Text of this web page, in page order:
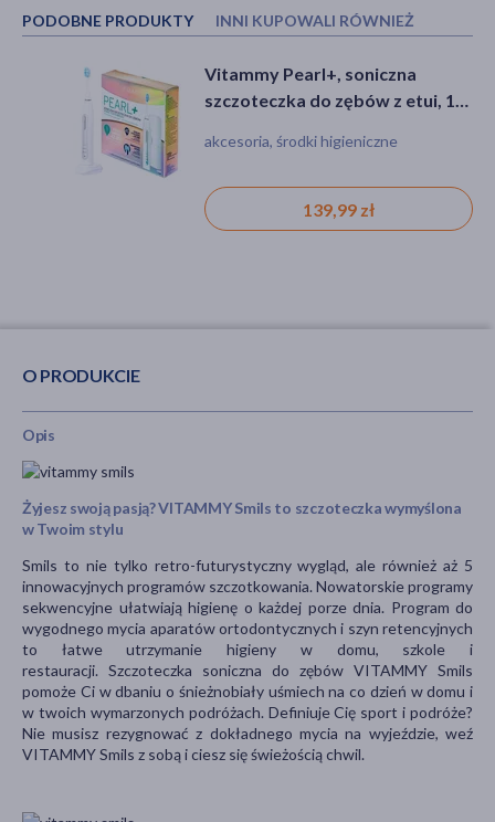
PODOBNE PRODUKTY INNI KUPOWALI RÓWNIEŻ
Vitammy Pearl+, soniczna
szczoteczka do zębów z etui, 1
akcesoria, środki higieniczne
139,99 zł
DOZ Daily, szczoteczka do
zębów, soft/miękka, 3 szt.
akcesoria
19,99 zł
O PRODUKCIE
Opis
Żyjesz swoją pasją? VITAMMY Smils to szczoteczka wymyślona
w Twoim stylu
Smils to nie tylko retro-futurystyczny wygląd, ale również aż 5
innowacyjnych programów szczotkowania. Nowatorskie programy
sekwencyjne ułatwiają higienę o każdej porze dnia. Program do
wygodnego mycia aparatów ortodontycznych i szyn retencyjnych
to łatwe utrzymanie higieny w domu, szkole i
restauracji. Szczoteczka soniczna do zębów VITAMMY Smils
pomoże Ci w dbaniu o śnieżnobiały uśmiech na co dzień w domu i
w twoich wymarzonych podróżach. Definiuje Cię sport i podróże?
Nie musisz rezygnować z dokładnego mycia na wyjeździe, weź
VITAMMY Smils z sobą i ciesz się świeżością chwil.